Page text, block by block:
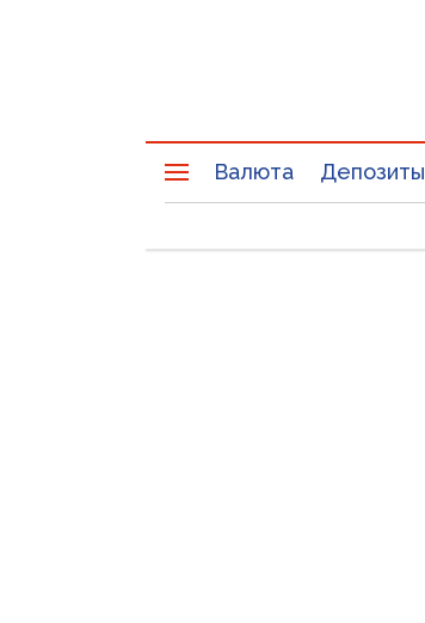
Валюта Депозиты